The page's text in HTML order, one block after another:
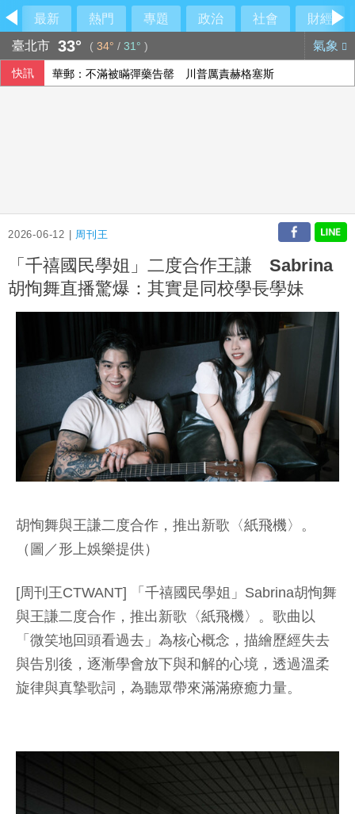
最新 熱門 專題 政治 社會
財經
臺北市 33° ( 34° / 31° ) 氣象
快訊 華郵：不滿被瞞彈藥告罄 川普厲責赫格塞斯
2026-06-12 | 周刊王
「千禧國民學姐」二度合作王謙 Sabrina
胡恂舞直播驚爆：其實是同校學長學妹
胡恂舞與王謙二度合作，推出新歌〈紙飛機〉。
（圖／形上娛樂提供）
[周刊王CTWANT] 「千禧國民學姐」Sabrina胡恂舞
與王謙二度合作，推出新歌〈紙飛機〉。歌曲以
「微笑地回頭看過去」為核心概念，描繪歷經失去
與告別後，逐漸學會放下與和解的心境，透過溫柔
旋律與真摯歌詞，為聽眾帶來滿滿療癒力量。